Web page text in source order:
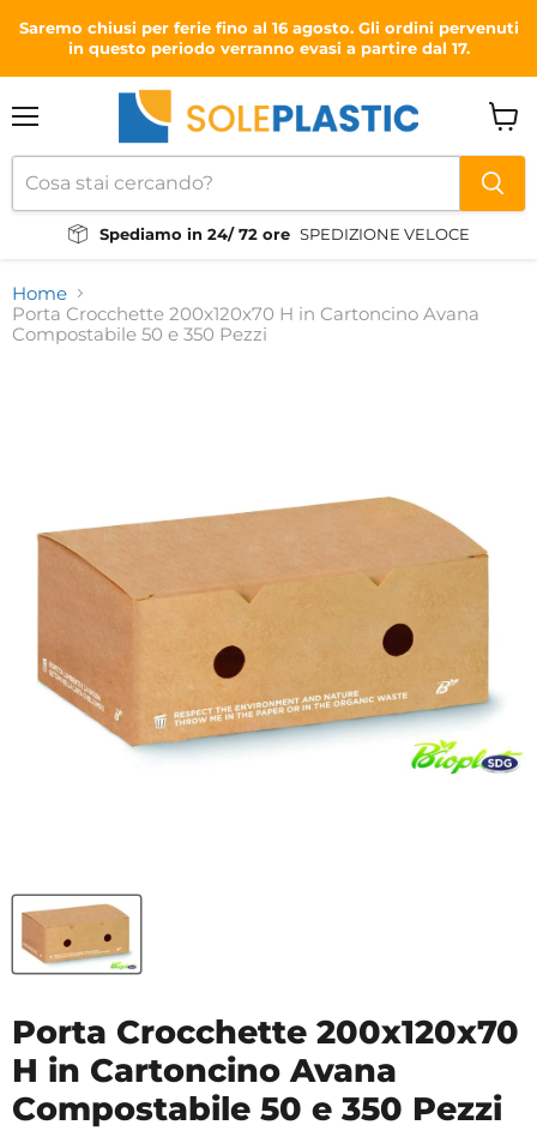
Saremo chiusi per ferie fino al 16 agosto. Gli ordini pervenuti
in questo periodo verranno evasi a partire dal 17.
Spediamo in 24/ 72 ore SPEDIZIONE VELOCE
il
Home
Porta Crocchette 200x120x70 H in Cartoncino Avana
Compostabile 50 e 350 Pezzi
Porta Crocchette 200x120x70
H in Cartoncino Avana
Compostabile 50 e 350 Pezzi